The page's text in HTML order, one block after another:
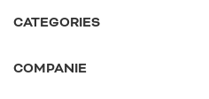
CATEGORIES
COMPANIE